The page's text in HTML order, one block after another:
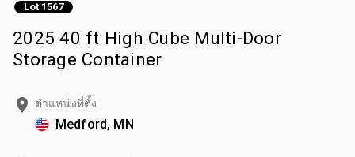
Lot 1567
2025 40 ft High Cube Multi-Door
Storage Container
ตำแหน่งที่ตั้ง
Medford, MN